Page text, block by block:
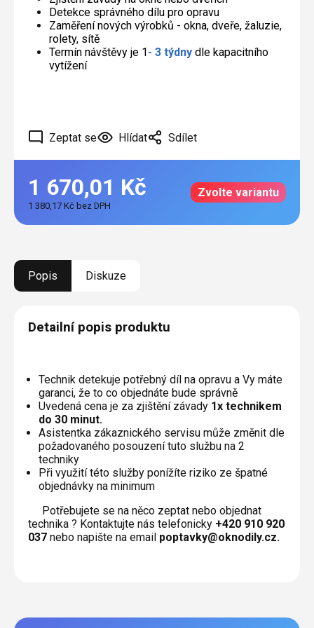
Detekce správného dílu pro opravu
Zaměření nových výrobků - okna, dveře, žaluzie,
rolety, sítě
Termín návštěvy je 1- 3 týdny dle kapacitního
vytížení
Zeptat se Hlídat Sdílet
1 670,01 Kč
1 380,17 Kč bez DPH
Zvolte variantu
Popis Diskuze
Detailní popis produktu
Technik detekuje potřebný díl na opravu a Vy máte
garanci, že to co objednáte bude správně
Uvedená cena je za zjištění závady 1x technikem
do 30 minut.
Asistentka zákaznického servisu může změnit dle
požadovaného posouzení tuto službu na 2
techniky
Při využití této služby ponížíte riziko ze špatné
objednávky na minimum
Potřebujete se na něco zeptat nebo objednat
technika ? Kontaktujte nás telefonicky +420 910 920
037 nebo napište na email poptavky@oknodily.cz.